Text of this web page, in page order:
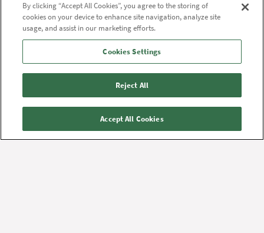
Universitetshospital,
Farsø
Højgårdsvej 11
Tlf.97 65 30 00
Universitetshospital,
Hobro
Stolbjergvej 8
9500 Hobro
Tlf.97 65 20 00
Aalborg
Universitetshospital,
Højtoftevej 2
By clicking “Accept All Cookies”, you agree to the storing of
cookies on your device to enhance site navigation, analyze site
usage, and assist in our marketing efforts.
Cookies Settings
Reject All
Accept All Cookies